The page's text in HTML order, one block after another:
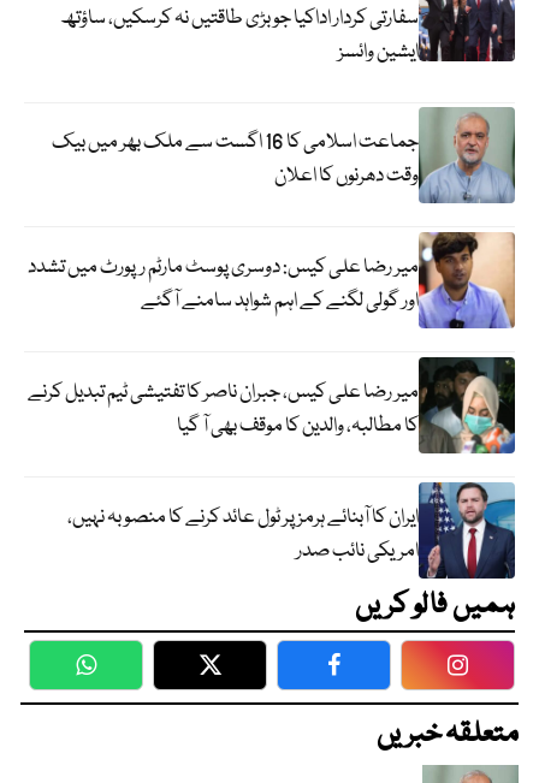
سفارتی کردار اداکیا جو بڑی طاقتیں نہ کرسکیں، ساؤتھ
ایشین وائسز
جماعت اسلامی کا 16 اگست سے ملک بھر میں بیک
وقت دھرنوں کا اعلان
میر رضا علی کیس: دوسری پوسٹ مارٹم رپورٹ میں تشدد
اور گولی لگنے کے اہم شواہد سامنے آگئے
میر رضا علی کیس، جبران ناصر کا تفتیشی ٹیم تبدیل کرنے
کا مطالبہ، والدین کا موقف بھی آ گیا
ایران کا آبنائے ہرمز پر ٹول عائد کرنے کا منصوبہ نہیں،
امریکی نائب صدر
ہمیں فالو کریں
WhatsApp Twitter Facebook
متعلقہ خبریں